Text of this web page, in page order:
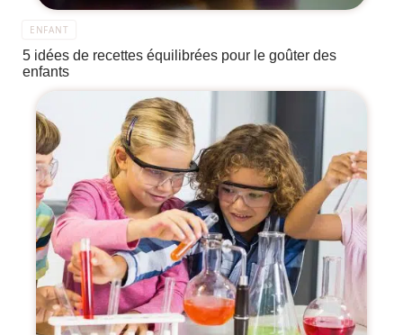
ENFANT
5 idées de recettes équilibrées pour le goûter des
enfants